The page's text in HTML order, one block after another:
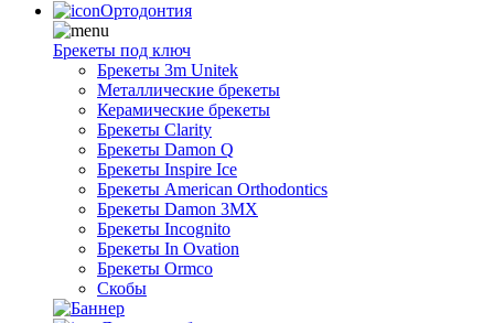
Ортодонтия
Брекеты под ключ
Брекеты 3m Unitek
Металлические брекеты
Керамические брекеты
Брекеты Clarity
Брекеты Damon Q
Брекеты Inspire Ice
Брекеты American Orthodontics
Брекеты Damon 3MX
Брекеты Incognito
Брекеты In Ovation
Брекеты Ormco
Скобы